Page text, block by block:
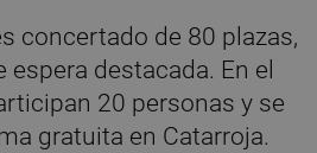
concertado de 80 plazas,
destacada. En el
20 personas y se
gratuita en Catarroja.